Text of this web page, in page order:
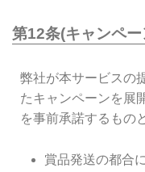
第12条(キャンペー
弊社が本サービスの
たキャンペーンを展
を事前承諾するもの
賞品発送の都合